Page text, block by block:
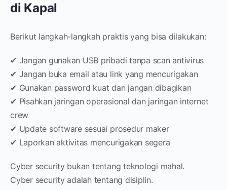
di Kapal
Berikut langkah-langkah praktis yang bisa dilakukan:
✔ Jangan gunakan USB pribadi tanpa scan antivirus
✔ Jangan buka email atau link yang mencurigakan
✔ Gunakan password kuat dan jangan dibagikan
✔ Pisahkan jaringan operasional dan jaringan internet
crew
✔ Update software sesuai prosedur maker
✔ Laporkan aktivitas mencurigakan segera
Cyber security bukan tentang teknologi mahal.
Cyber security adalah tentang disiplin.